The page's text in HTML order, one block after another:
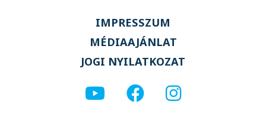
IMPRESSZUM
MÉDIAAJÁNLAT
JOGI NYILATKOZAT